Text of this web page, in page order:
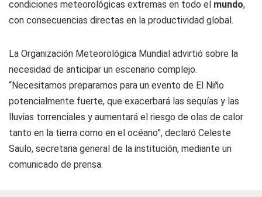
condiciones meteorológicas extremas en todo el mundo,
con consecuencias directas en la productividad global.
La Organización Meteorológica Mundial advirtió sobre la
necesidad de anticipar un escenario complejo.
“Necesitamos prepararnos para un evento de El Niño
potencialmente fuerte, que exacerbará las sequías y las
lluvias torrenciales y aumentará el riesgo de olas de calor
tanto en la tierra como en el océano”, declaró Celeste
Saulo, secretaria general de la institución, mediante un
comunicado de prensa.